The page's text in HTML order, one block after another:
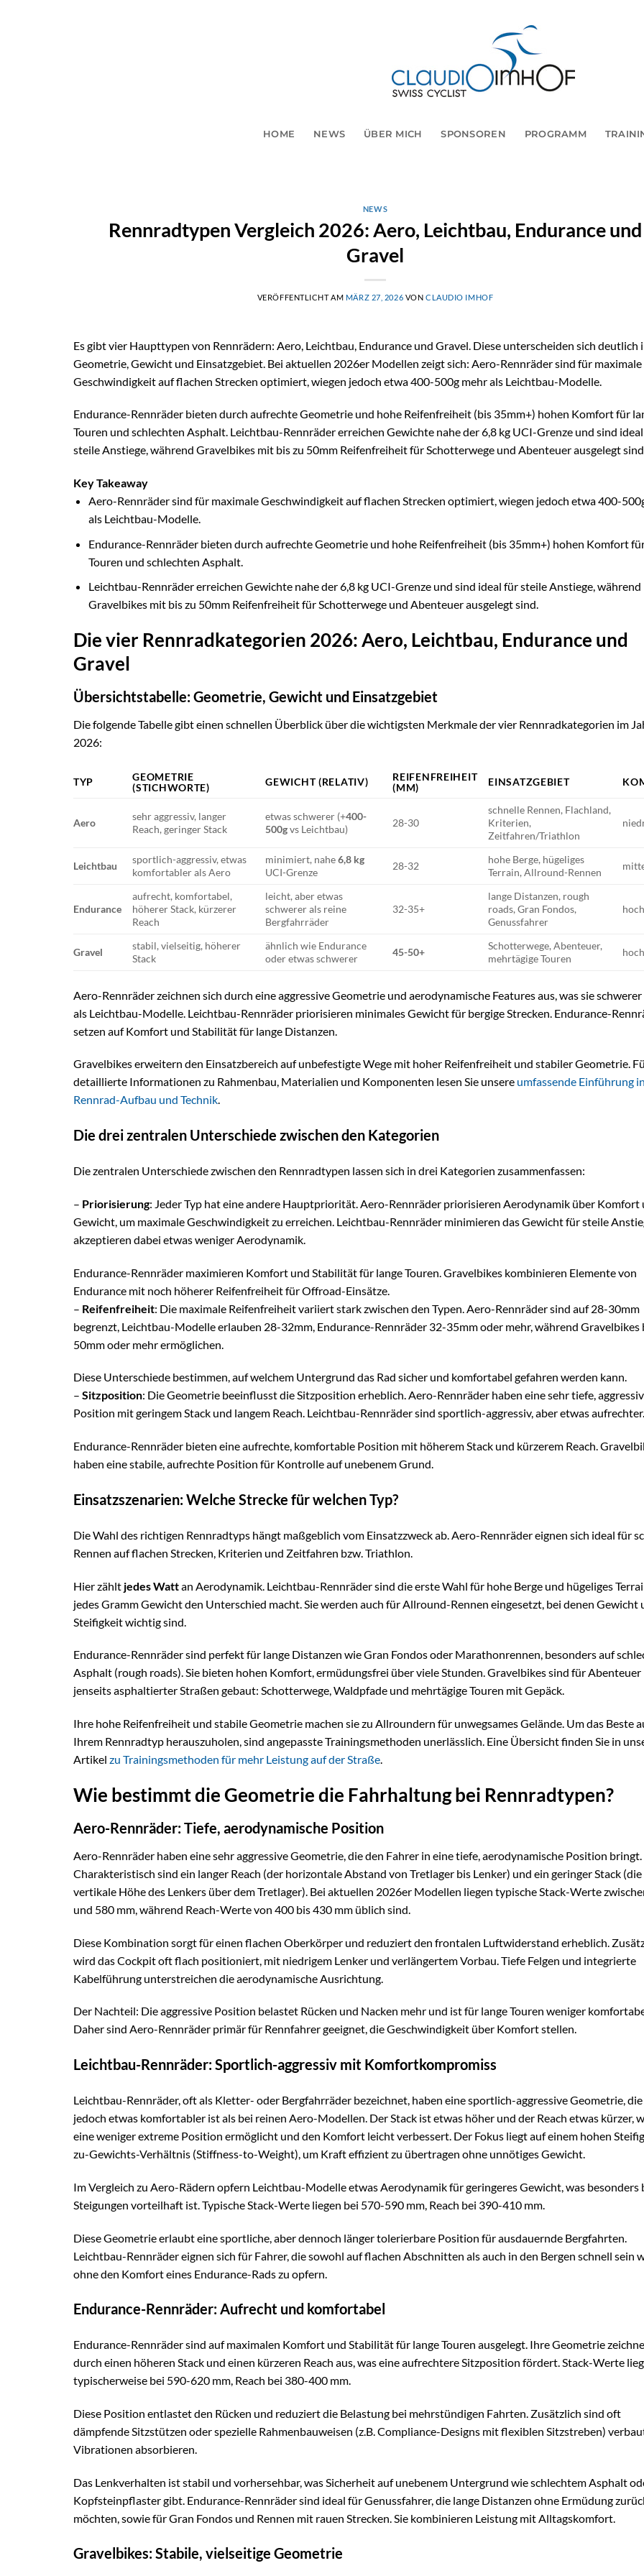
HOME NEWS ÜBER MICH SPONSOREN PROGRAMM
NEWS
Rennradtypen Vergleich 2026: Aero, Leichtbau, Endurance und
Gravel
VERÖFFENTLICHT AM MÄRZ 27, 2026 VON CLAUDIO IMHOF
Es gibt vier Haupttypen von Rennrädern: Aero, Leichtbau, Endurance und Gravel. Diese unterscheiden sich deutlich
Geometrie, Gewicht und Einsatzgebiet. Bei aktuellen 2026er Modellen zeigt sich: Aero-Rennräder sind für maximale
Geschwindigkeit auf flachen Strecken optimiert, wiegen jedoch etwa 400-500g mehr als Leichtbau-Modelle.
Endurance-Rennräder bieten durch aufrechte Geometrie und hohe Reifenfreiheit (bis 35mm+) hohen Komfort für
Touren und schlechten Asphalt. Leichtbau-Rennräder erreichen Gewichte nahe der 6,8 kg UCI-Grenze und sind
steile Anstiege, während Gravelbikes mit bis zu 50mm Reifenfreiheit für Schotterwege und Abenteuer ausgelegt
Key Takeaway
Aero-Rennräder sind für maximale Geschwindigkeit auf flachen Strecken optimiert, wiegen jedoch etwa 400-
als Leichtbau-Modelle.
Endurance-Rennräder bieten durch aufrechte Geometrie und hohe Reifenfreiheit (bis 35mm+) hohen Komfort
Touren und schlechten Asphalt.
Leichtbau-Rennräder erreichen Gewichte nahe der 6,8 kg UCI-Grenze und sind ideal für steile Anstiege, während
Gravelbikes mit bis zu 50mm Reifenfreiheit für Schotterwege und Abenteuer ausgelegt sind.
Die vier Rennradkategorien 2026: Aero, Leichtbau, Endurance und
Gravel
Übersichtstabelle: Geometrie, Gewicht und Einsatzgebiet
Die folgende Tabelle gibt einen schnellen Überblick über die wichtigsten Merkmale der vier Rennradkategorien im
2026:
TYP
GEOMETRIE
(STICHWORTE)
GEWICHT (RELATIV)
REIFENFREIHEIT
(MM)
EINSATZGEBIET
Aero
sehr aggressiv, langer
Reach, geringer Stack
etwas schwerer (+400-
500gvs Leichtbau)
28-30
schnelle Rennen, Flachland,
Kriterien,
Zeitfahren/Triathlon
Leichtbau
sportlich-aggressiv, etwas
komfortabler als Aero
minimiert, nahe6,8 kg
UCI-Grenze
28-32
hohe Berge, hügeliges
Terrain, Allround-Rennen
Endurance
aufrecht, komfortabel,
höherer Stack, kürzerer
Reach
leicht, aber etwas
schwerer als reine
Bergfahrräder
32-35+
lange Distanzen, rough
roads, Gran Fondos,
Genussfahrer
hoch
Gravel
stabil, vielseitig, höherer
Stack
ähnlich wie Endurance
oder etwas schwerer
45-50+
Schotterwege, Abenteuer,
mehrtägige Touren
hoch
Aero-Rennräder zeichnen sich durch eine aggressive Geometrie und aerodynamische Features aus, was sie
als Leichtbau-Modelle. Leichtbau-Rennräder priorisieren minimales Gewicht für bergige Strecken. Endurance-
setzen auf Komfort und Stabilität für lange Distanzen.
Gravelbikes erweitern den Einsatzbereich auf unbefestigte Wege mit hoher Reifenfreiheit und stabiler Geometrie.
detaillierte Informationen zu Rahmenbau, Materialien und Komponenten lesen Sie unsere umfassende Einführung in
Rennrad-Aufbau und Technik.
Die drei zentralen Unterschiede zwischen den Kategorien
Die zentralen Unterschiede zwischen den Rennradtypen lassen sich in drei Kategorien zusammenfassen:
– Priorisierung: Jeder Typ hat eine andere Hauptpriorität. Aero-Rennräder priorisieren Aerodynamik über Komfort
Gewicht, um maximale Geschwindigkeit zu erreichen. Leichtbau-Rennräder minimieren das Gewicht für steile
akzeptieren dabei etwas weniger Aerodynamik.
Endurance-Rennräder maximieren Komfort und Stabilität für lange Touren. Gravelbikes kombinieren Elemente von
Endurance mit noch höherer Reifenfreiheit für Offroad-Einsätze.
– Reifenfreiheit: Die maximale Reifenfreiheit variiert stark zwischen den Typen. Aero-Rennräder sind auf 28-30mm
begrenzt, Leichtbau-Modelle erlauben 28-32mm, Endurance-Rennräder 32-35mm oder mehr, während Gravelbikes
50mm oder mehr ermöglichen.
Diese Unterschiede bestimmen, auf welchem Untergrund das Rad sicher und komfortabel gefahren werden kann.
– Sitzposition: Die Geometrie beeinflusst die Sitzposition erheblich. Aero-Rennräder haben eine sehr tiefe,
Position mit geringem Stack und langem Reach. Leichtbau-Rennräder sind sportlich-aggressiv, aber etwas aufrechter.
Endurance-Rennräder bieten eine aufrechte, komfortable Position mit höherem Stack und kürzerem Reach.
haben eine stabile, aufrechte Position für Kontrolle auf unebenem Grund.
Einsatzszenarien: Welche Strecke für welchen Typ?
Die Wahl des richtigen Rennradtyps hängt maßgeblich vom Einsatzzweck ab. Aero-Rennräder eignen sich ideal für
Rennen auf flachen Strecken, Kriterien und Zeitfahren bzw. Triathlon.
Hier zählt jedes Wattan Aerodynamik. Leichtbau-Rennräder sind die erste Wahl für hohe Berge und hügeliges
jedes Gramm Gewicht den Unterschied macht. Sie werden auch für Allround-Rennen eingesetzt, bei denen Gewicht
Steifigkeit wichtig sind.
Endurance-Rennräder sind perfekt für lange Distanzen wie Gran Fondos oder Marathonrennen, besonders auf
Asphalt (rough roads). Sie bieten hohen Komfort, ermüdungsfrei über viele Stunden. Gravelbikes sind für Abenteuer
jenseits asphaltierter Straßen gebaut: Schotterwege, Waldpfade und mehrtägige Touren mit Gepäck.
Ihre hohe Reifenfreiheit und stabile Geometrie machen sie zu Allroundern für unwegsames Gelände. Um das Beste
Ihrem Rennradtyp herauszuholen, sind angepasste Trainingsmethoden unerlässlich. Eine Übersicht finden Sie in
Artikel zu Trainingsmethoden für mehr Leistung auf der Straße.
Wie bestimmt die Geometrie die Fahrhaltung bei Rennradtypen?
Aero-Rennräder: Tiefe, aerodynamische Position
Aero-Rennräder haben eine sehr aggressive Geometrie, die den Fahrer in eine tiefe, aerodynamische Position bringt.
Charakteristisch sind ein langer Reach (der horizontale Abstand von Tretlager bis Lenker) und ein geringer Stack (die
vertikale Höhe des Lenkers über dem Tretlager). Bei aktuellen 2026er Modellen liegen typische Stack-Werte
und 580 mm, während Reach-Werte von 400 bis 430 mm üblich sind.
Diese Kombination sorgt für einen flachen Oberkörper und reduziert den frontalen Luftwiderstand erheblich.
wird das Cockpit oft flach positioniert, mit niedrigem Lenker und verlängertem Vorbau. Tiefe Felgen und integrierte
Kabelführung unterstreichen die aerodynamische Ausrichtung.
Der Nachteil: Die aggressive Position belastet Rücken und Nacken mehr und ist für lange Touren weniger
Daher sind Aero-Rennräder primär für Rennfahrer geeignet, die Geschwindigkeit über Komfort stellen.
Leichtbau-Rennräder: Sportlich-aggressiv mit Komfortkompromiss
Leichtbau-Rennräder, oft als Kletter- oder Bergfahrräder bezeichnet, haben eine sportlich-aggressive Geometrie, die
jedoch etwas komfortabler ist als bei reinen Aero-Modellen. Der Stack ist etwas höher und der Reach etwas kürzer,
eine weniger extreme Position ermöglicht und den Komfort leicht verbessert. Der Fokus liegt auf einem hohen
zu-Gewichts-Verhältnis (Stiffness-to-Weight), um Kraft effizient zu übertragen ohne unnötiges Gewicht.
Im Vergleich zu Aero-Rädern opfern Leichtbau-Modelle etwas Aerodynamik für geringeres Gewicht, was besonders
Steigungen vorteilhaft ist. Typische Stack-Werte liegen bei 570-590 mm, Reach bei 390-410 mm.
Diese Geometrie erlaubt eine sportliche, aber dennoch länger tolerierbare Position für ausdauernde Bergfahrten.
Leichtbau-Rennräder eignen sich für Fahrer, die sowohl auf flachen Abschnitten als auch in den Bergen schnell sein
ohne den Komfort eines Endurance-Rads zu opfern.
Endurance-Rennräder: Aufrecht und komfortabel
Endurance-Rennräder sind auf maximalen Komfort und Stabilität für lange Touren ausgelegt. Ihre Geometrie
durch einen höheren Stack und einen kürzeren Reach aus, was eine aufrechtere Sitzposition fördert. Stack-Werte
typischerweise bei 590-620 mm, Reach bei 380-400 mm.
Diese Position entlastet den Rücken und reduziert die Belastung bei mehrstündigen Fahrten. Zusätzlich sind oft
dämpfende Sitzstützen oder spezielle Rahmenbauweisen (z.B. Compliance-Designs mit flexiblen Sitzstreben)
Vibrationen absorbieren.
Das Lenkverhalten ist stabil und vorhersehbar, was Sicherheit auf unebenem Untergrund wie schlechtem Asphalt
Kopfsteinpflaster gibt. Endurance-Rennräder sind ideal für Genussfahrer, die lange Distanzen ohne Ermüdung
möchten, sowie für Gran Fondos und Rennen mit rauen Strecken. Sie kombinieren Leistung mit Alltagskomfort.
Gravelbikes: Stabile, vielseitige Geometrie